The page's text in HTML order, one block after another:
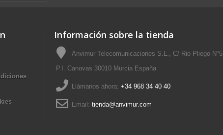
Información sobre la tienda
Anvimur Telecomunicaciones S.L., C/ Rio Pliego Nº5
P.I. Canovas 30010 Murcia España
Llámanos ahora: +34 968 34 40 40
Email: tienda@anvimur.com